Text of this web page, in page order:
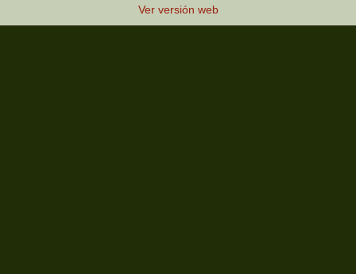
Ver versión web